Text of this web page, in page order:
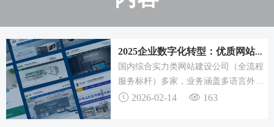
2025企业数字化转型：优质网站建设公司助力品牌发展
国内综合实力类网站建设公司（全流程
服务标杆）多家，业务涵盖多语言外贸
网站建设、集团官网定制、能源科技网
2026-02-14 163